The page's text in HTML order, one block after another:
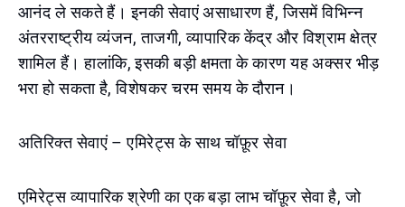
आनंद ले सकते हैं। इनकी सेवाएं असाधारण हैं, जिसमें विभिन्न
अंतरराष्ट्रीय व्यंजन, ताजगी, व्यापारिक केंद्र और विश्राम क्षेत्र
शामिल हैं। हालांकि, इसकी बड़ी क्षमता के कारण यह अक्सर भीड़
भरा हो सकता है, विशेषकर चरम समय के दौरान।
अतिरिक्त सेवाएं – एमिरेट्स के साथ चॉफ़ूर सेवा
एमिरेट्स व्यापारिक श्रेणी का एक बड़ा लाभ चॉफ़ूर सेवा है, जो